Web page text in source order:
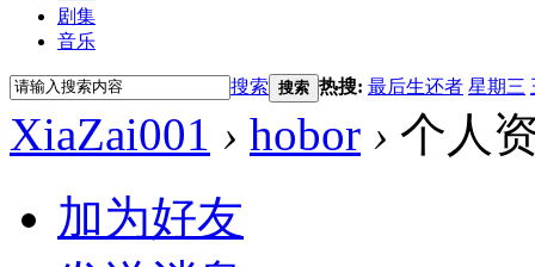
剧集
音乐
搜索 搜索 热搜: 最后生还者 星期三
XiaZai001 › hobor › 个人
加为好友